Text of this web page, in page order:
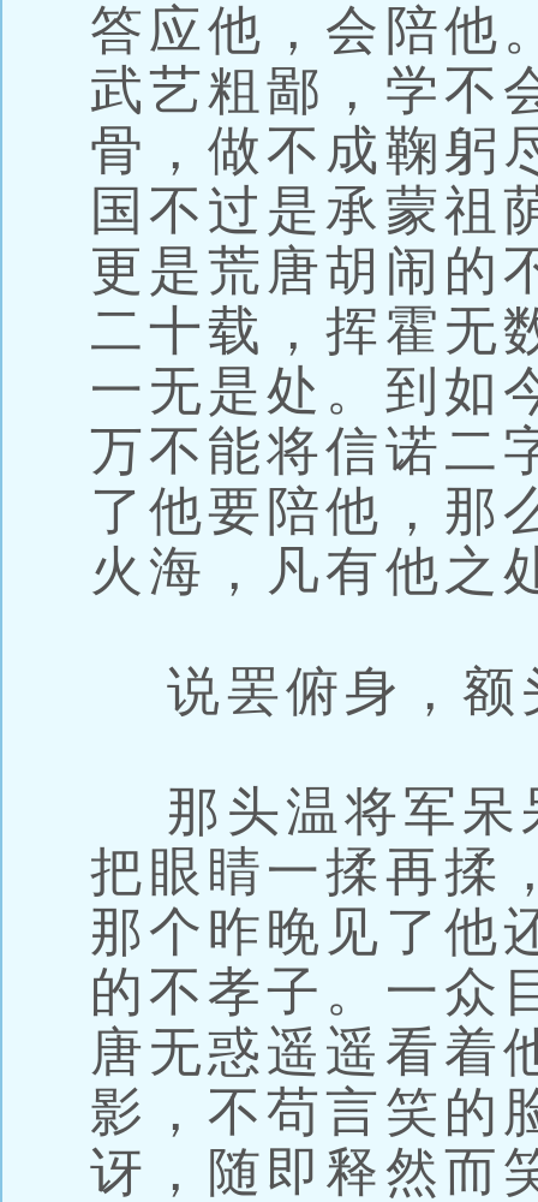
答应他，会陪他
武艺粗鄙，学不
骨，做不成鞠躬
国不过是承蒙祖
更是荒唐胡闹的
二十载，挥霍无
一无是处。到如
万不能将信诺二
了他要陪他，那
火海，凡有他之
说罢俯身，额
那头温将军呆
把眼睛一揉再揉
那个昨晚见了他
的不孝子。一众
唐无惑遥遥看着
影，不苟言笑的
讶，随即释然而